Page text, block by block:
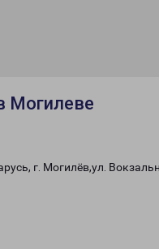
Могилеве
г. Могилёв,ул.